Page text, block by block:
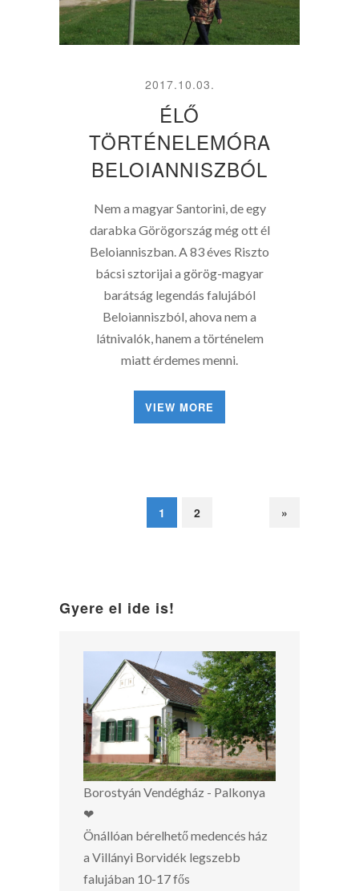
2017.10.03.
ÉLŐ
TÖRTÉNELEMÓRA
BELOIANNISZBÓL
Nem a magyar Santorini, de egy
darabka Görögország még ott él
Beloianniszban. A 83 éves Riszto
bácsi sztorijai a görög-magyar
barátság legendás falujából
Beloianniszból, ahova nem a
látnivalók, hanem a történelem
miatt érdemes menni.
VIEW MORE
1 2 »
Gyere el ide is!
Borostyán Vendégház - Palkonya
❤
Önállóan bérelhető medencés ház
a Villányi Borvidék legszebb
falujában 10-17 fős